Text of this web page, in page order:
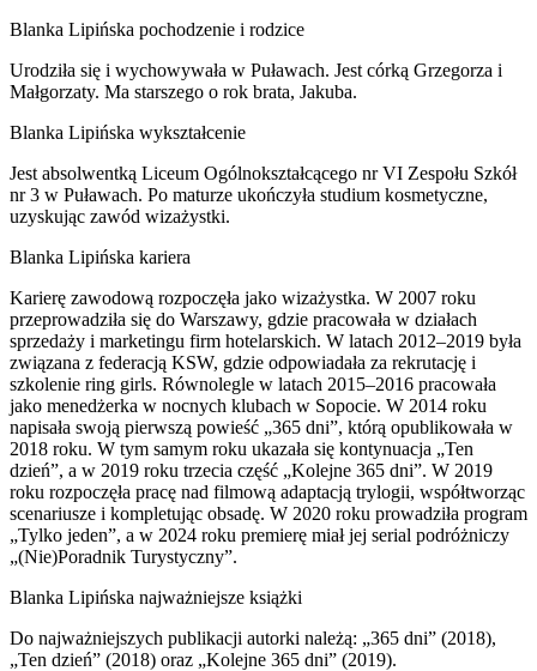
Blanka Lipińska pochodzenie i rodzice
Urodziła się i wychowywała w Puławach. Jest córką Grzegorza i
Małgorzaty. Ma starszego o rok brata, Jakuba.
Blanka Lipińska wykształcenie
Jest absolwentką Liceum Ogólnokształcącego nr VI Zespołu Szkół
nr 3 w Puławach. Po maturze ukończyła studium kosmetyczne,
uzyskując zawód wizażystki.
Blanka Lipińska kariera
Karierę zawodową rozpoczęła jako wizażystka. W 2007 roku
przeprowadziła się do Warszawy, gdzie pracowała w działach
sprzedaży i marketingu firm hotelarskich. W latach 2012–2019 była
związana z federacją KSW, gdzie odpowiadała za rekrutację i
szkolenie ring girls. Równolegle w latach 2015–2016 pracowała
jako menedżerka w nocnych klubach w Sopocie. W 2014 roku
napisała swoją pierwszą powieść „365 dni”, którą opublikowała w
2018 roku. W tym samym roku ukazała się kontynuacja „Ten
dzień”, a w 2019 roku trzecia część „Kolejne 365 dni”. W 2019
roku rozpoczęła pracę nad filmową adaptacją trylogii, współtworząc
scenariusze i kompletując obsadę. W 2020 roku prowadziła program
„Tylko jeden”, a w 2024 roku premierę miał jej serial podróżniczy
„(Nie)Poradnik Turystyczny”.
Blanka Lipińska najważniejsze książki
Do najważniejszych publikacji autorki należą: „365 dni” (2018),
„Ten dzień” (2018) oraz „Kolejne 365 dni” (2019).